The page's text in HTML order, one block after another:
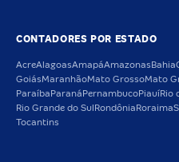
CONTADORES POR ESTADO
AcreAlagoasAmapáAmazonas Bahia
GoiásMaranhãoMato GrossoMato
Paraíba Paraná PernambucoPiauíRio
Rio Grande do Sul Rondônia Roraima
Tocantins